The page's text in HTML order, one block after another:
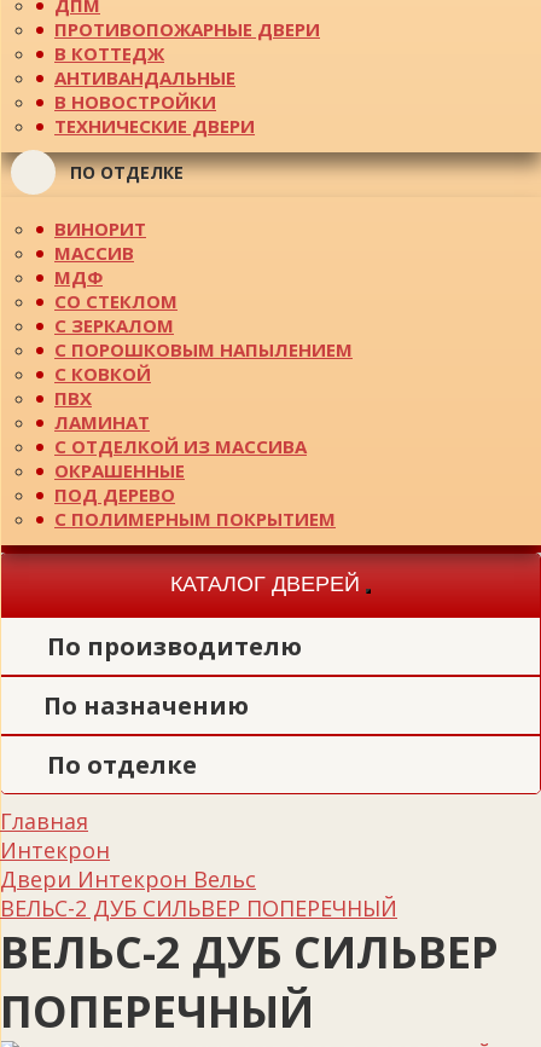
ПРОТИВОПОЖАРНЫЕ ДВЕРИ
В КОТТЕДЖ
АНТИВАНДАЛЬНЫЕ
В НОВОСТРОЙКИ
ТЕХНИЧЕСКИЕ ДВЕРИ
ПО ОТДЕЛКЕ
ВИНОРИТ
МАССИВ
МДФ
СО СТЕКЛОМ
С ЗЕРКАЛОМ
С ПОРОШКОВЫМ НАПЫЛЕНИЕМ
С КОВКОЙ
ПВХ
ЛАМИНАТ
С ОТДЕЛКОЙ ИЗ МАССИВА
ОКРАШЕННЫЕ
ПОД ДЕРЕВО
С ПОЛИМЕРНЫМ ПОКРЫТИЕМ
КАТАЛОГ ДВЕРЕЙ
Toggle
navigation
По производителю
По назначению
По отделке
Главная
Интекрон
Двери Интекрон Вельс
ВЕЛЬС-2 ДУБ СИЛЬВЕР ПОПЕРЕЧНЫЙ
ВЕЛЬС-2 ДУБ СИЛЬВЕР
ПОПЕРЕЧНЫЙ